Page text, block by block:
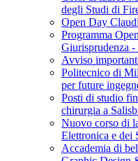
degli Studi di
Open Day
Programma
Giurisprudenza
Avviso
Politecnico di
per future
Posti di studio
chirurgia a
Nuovo corso di
Elettronica e dei
Accademia di